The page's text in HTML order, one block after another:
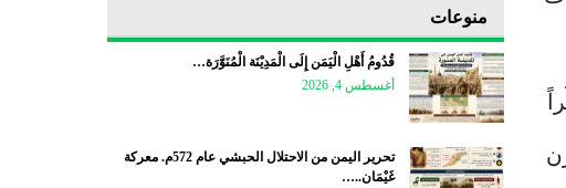
منوعات
قُدُومُ أَهْلِ الْيَمَن إِلَى الْمَدِيْنَة الْمُنَوَّرَة…
أغسطس 4, 2026
تحرير اليمن من الاحتلال الحبشي عام 572م. معركة
غَيْمَان..…